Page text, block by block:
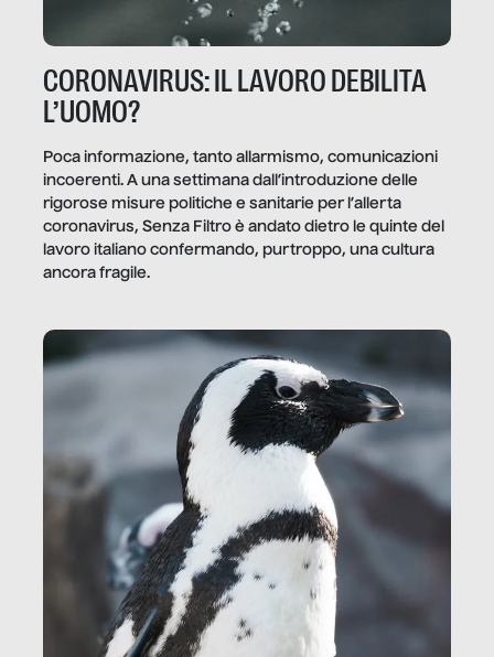
CORONAVIRUS: IL LAVORO DEBILITA
L’UOMO?
Poca informazione, tanto allarmismo, comunicazioni
incoerenti. A una settimana dall’introduzione delle
rigorose misure politiche e sanitarie per l’allerta
coronavirus, Senza Filtro è andato dietro le quinte del
lavoro italiano confermando, purtroppo, una cultura
ancora fragile.